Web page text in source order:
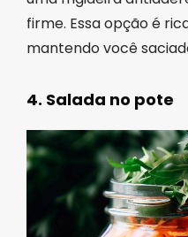
firme. Essa opção é
mantendo você
4. Salada no pote